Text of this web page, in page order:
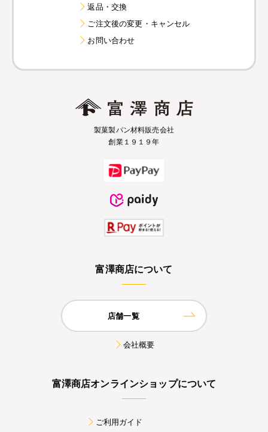
返品・交換
ご注文後の変更・キャンセル
お問い合わせ
製菓製パン材料販売会社
創業１９１９年
富澤商店について
店舗一覧
会社概要
富澤商店オンラインショップについて
ご利用ガイド